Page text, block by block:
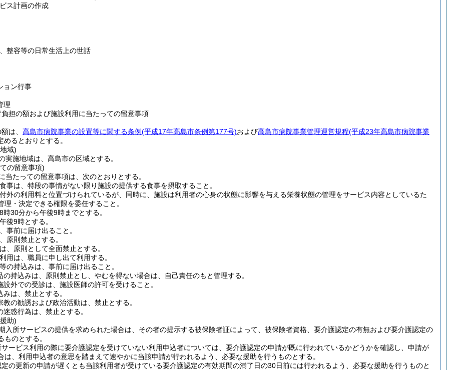
ス計画の作成
整容等の日常生活上の世話
ョン行事
理
担の額および施設利用に当たっての留意事項
は、 高島市病院事業の設置等に関する条例(平成17年高島市条例第177号)および高島市病院事業管理運営規程(平成23年高島市病院事業
めるとおりとする。
域)
実施地域は、高島市の区域とする。
の留意事項)
当たっての留意事項は、次のとおりとする。
事は、特段の事情がない限り施設の提供する食事を摂取すること。
外の利用料と位置づけられているが、同時に、施設は利用者の心身の状態に影響を与える栄養状態の管理をサービス内容としているた
理・決定できる権限を委任すること。
時30分から午後9時までとする。
後9時とする。
事前に届け出ること。
原則禁止とする。
、原則として全面禁止とする。
用は、職員に申し出て利用する。
の持込みは、事前に届け出ること。
の持込みは、原則禁止とし、やむを得ない場合は、自己責任のもと管理する。
設外での受診は、施設医師の許可を受けること。
は、禁止とする。
教の勧誘および政治活動は、禁止とする。
迷惑行為は、禁止とする。
助)
入所サービスの提供を求められた場合は、その者の提示する被保険者証によって、被保険者資格、要介護認定の有無および要介護認定の
のとする。
ービス利用の際に要介護認定を受けていない利用申込者については、要介護認定の申請が既に行われているかどうかを確認し、申請が
は、利用申込者の意思を踏まえて速やかに当該申請が行われるよう、必要な援助を行うものとする。
の更新の申請が遅くとも当該利用者が受けている要介護認定の有効期間の満了日の30日前には行われるよう、必要な援助を行うものと